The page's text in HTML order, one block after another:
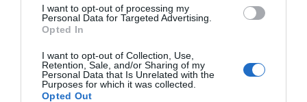
I want to opt-out of processing my
Personal Data for Targeted Advertising.
Opted In
I want to opt-out of Collection, Use,
Retention, Sale, and/or Sharing of my
Personal Data that Is Unrelated with the
Purposes for which it was collected.
Opted Out
Hotel Diamante- Corbetta - Via Simone Da Corbetta, 162
(Milano)
"L'Hotel Diamante sorge nel comune di Corbetta a circa 20 Km da
Hotel Diamond - Riccione - via Fratelli Bandiera (Rimini)
"L'Hotel Diamond è situato a 100 metri dal mare, in posizione
strategica rispetto il famoso Viale Ceccarini e immerso ne..."